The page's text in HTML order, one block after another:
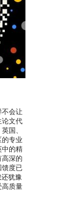
会让
论文代
国、
专业
中的精
深的
度已
犹豫
高质量